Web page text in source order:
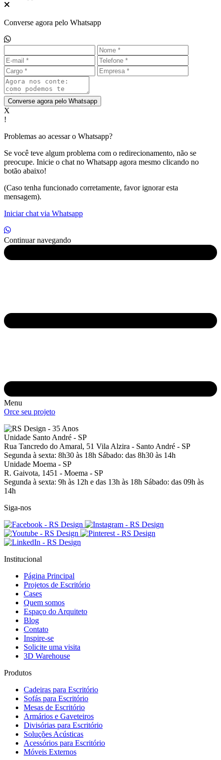
Converse agora pelo Whatsapp
Converse agora pelo Whatsapp
X
!
Problemas ao acessar o Whatsapp?
Se você teve algum problema com o redirecionamento, não se
preocupe. Inicie o chat no Whatsapp agora mesmo clicando no
botão abaixo!
(Caso tenha funcionado corretamente, favor ignorar esta
mensagem).
Iniciar chat via Whatsapp
Continuar navegando
Menu
Orce seu projeto
Unidade Santo André - SP
Rua Tancredo do Amaral, 51 Vila Alzira - Santo André - SP
Segunda à sexta: 8h30 às 18h Sábado: das 8h30 às 14h
Unidade Moema - SP
R. Gaivota, 1451 - Moema - SP
Segunda à sexta: 9h às 12h e das 13h às 18h Sábado: das 09h às
14h
Siga-nos
Institucional
Página Principal
Projetos de Escritório
Cases
Quem somos
Espaço do Arquiteto
Blog
Contato
Inspire-se
Solicite uma visita
3D Warehouse
Produtos
Cadeiras para Escritório
Sofás para Escritório
Mesas de Escritório
Armários e Gaveteiros
Divisórias para Escritório
Soluções Acústicas
Acessórios para Escritório
Móveis Externos